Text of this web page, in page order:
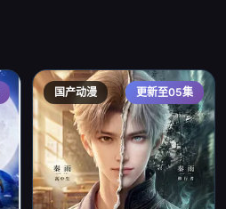
国产动漫 更新至05集